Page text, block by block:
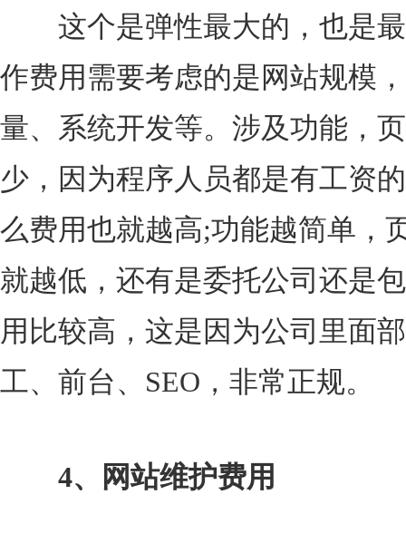
这个是弹性最大的，也是最
作费用需要考虑的是网站规模
量、系统开发等。涉及功能，
少，因为程序人员都是有工资
么费用也就越高;功能越简单，
就越低，还有是委托公司还是
用比较高，这是因为公司里面
工、前台、SEO，非常正规。
4、网站维护费用